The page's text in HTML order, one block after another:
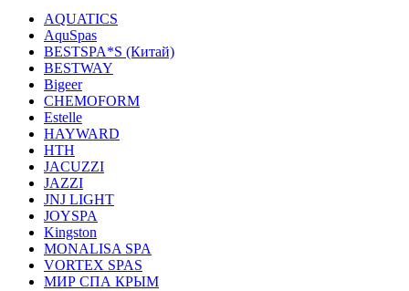
AQUATICS
AquSpas
BESTSPA*S (Китай)
BESTWAY
Bigeer
CHEMOFORM
Estelle
HAYWARD
HТН
JACUZZI
JAZZI
JNJ LIGHT
JOYSPA
Kingston
MONALISA SPA
VORTEX SPAS
МИР СПА КРЫМ